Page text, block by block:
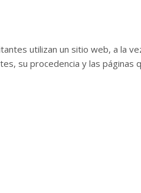
utilizan un sitio web, a la
su procedencia y las páginas